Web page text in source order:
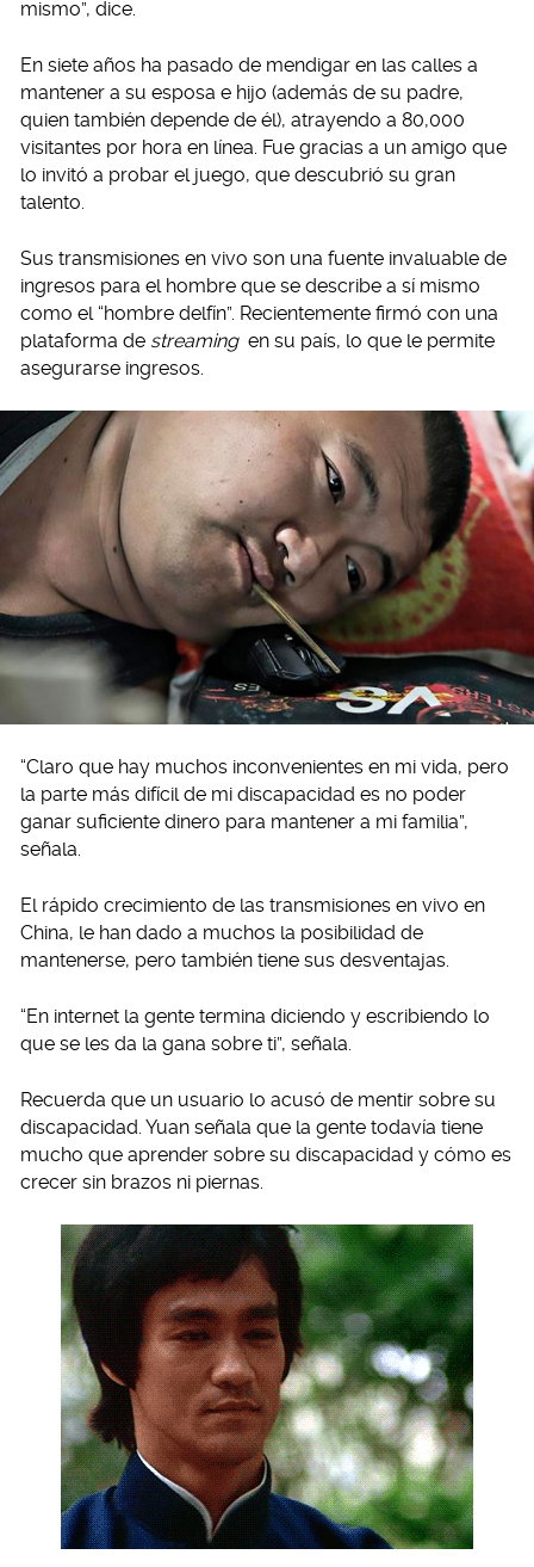
mismo”, dice.
En siete años ha pasado de mendigar en las calles a
mantener a su esposa e hijo (además de su padre,
quien también depende de él), atrayendo a 80,000
visitantes por hora en línea. Fue gracias a un amigo que
lo invitó a probar el juego, que descubrió su gran
talento.
Sus transmisiones en vivo son una fuente invaluable de
ingresos para el hombre que se describe a sí mismo
como el “hombre delfín”. Recientemente firmó con una
plataforma de streaming en su país, lo que le permite
asegurarse ingresos.
“Claro que hay muchos inconvenientes en mi vida, pero
la parte más difícil de mi discapacidad es no poder
ganar suficiente dinero para mantener a mi familia”,
señala.
El rápido crecimiento de las transmisiones en vivo en
China, le han dado a muchos la posibilidad de
mantenerse, pero también tiene sus desventajas.
“En internet la gente termina diciendo y escribiendo lo
que se les da la gana sobre ti”, señala.
Recuerda que un usuario lo acusó de mentir sobre su
discapacidad. Yuan señala que la gente todavía tiene
mucho que aprender sobre su discapacidad y cómo es
crecer sin brazos ni piernas.